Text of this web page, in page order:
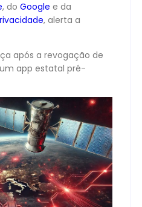
, do Google e da
, alerta a
após a revogação de
app estatal pré-